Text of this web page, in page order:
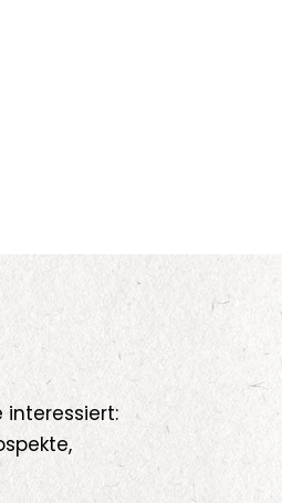
interessiert: